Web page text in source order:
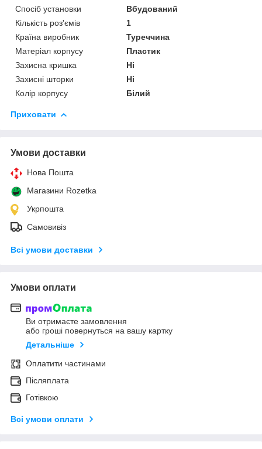
Спосіб установки
Вбудований
Кількість роз'ємів
1
Країна виробник
Туреччина
Матеріал корпусу
Пластик
Захисна кришка
Ні
Захисні шторки
Ні
Колір корпусу
Білий
Приховати
Умови доставки
Нова Пошта
Магазини Rozetka
Укрпошта
Самовивіз
Всі умови доставки
Умови оплати
Ви отримаєте замовлення
або гроші повернуться на вашу картку
Детальніше
Оплатити частинами
Післяплата
Готівкою
Всі умови оплати